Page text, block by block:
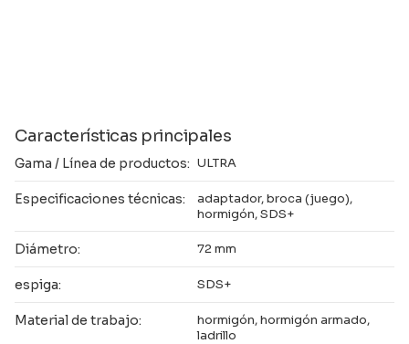
Características principales
Gama / Línea de productos: ULTRA
Especificaciones técnicas:
adaptador, broca (juego),
hormigón, SDS+
Diámetro: 72 mm
espiga: SDS+
Material de trabajo:
hormigón, hormigón armado,
ladrillo